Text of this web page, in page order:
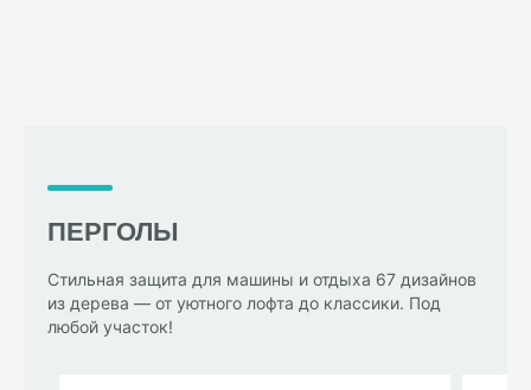
ПЕРГОЛЫ
Стильная защита для машины и отдыха 67 дизайнов
из дерева — от уютного лофта до классики. Под
любой участок!